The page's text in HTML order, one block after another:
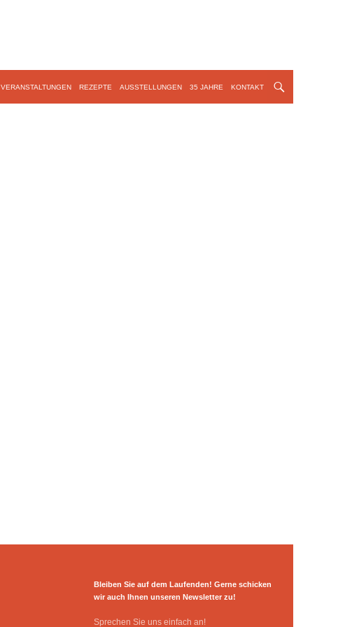
VERANSTALTUNGEN REZEPTE AUSSTELLUNGEN 35 JAHRE KONTAKT
Bleiben Sie auf dem Laufenden! Gerne schicken
wir auch Ihnen unseren Newsletter zu!
Sprechen Sie uns einfach an!